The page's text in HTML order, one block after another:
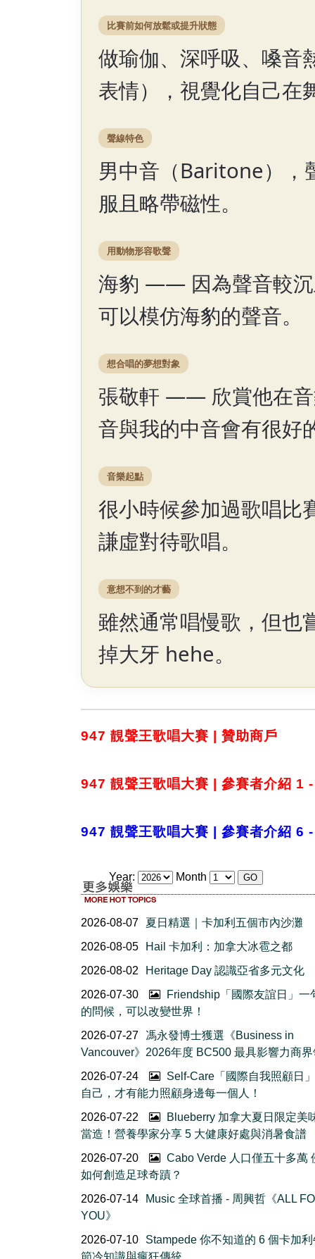
比賽前如何放鬆或提升狀態
做瑜伽、深呼吸、嗓音
表情），視覺化自己在
聲線特色
男中音（Baritone），
服且略帶磁性。
用動物形容歌聲
海豹 —— 因為聲音較沉
可以模仿海豹的聲音。
想合唱的夢想對象
張敬軒 —— 欣賞他在音
音與我的中音會有很好
音樂起點
很小時候參加過歌唱比
謙虛對待歌唱。
意想不到的才藝
雖然通常唱慢歌，但也
掉大牙 hehe。
947 靚聲王歌唱大賽 | 贊助商戶
947 靚聲王歌唱大賽 | 參賽者介紹 1
947 靚聲王歌唱大賽 | 參賽者介紹 6
Year: Month
2026-08-07
夏日精選｜卡加利五個市內沙灘
2026-08-05
Hail 卡加利：加拿大冰雹之都
2026-08-02
Heritage Day 認識亞省多元文化
2026-07-30
Friendship「國際友誼日」一
的問候，可以改變世界！
2026-07-27
馮永發博士獲選《Business in
Vancouver》2026年度 BC500 最具影響力商
2026-07-24
Self-Care「國際自我照顧日
自己，才有能力照顧身邊每一個人！
2026-07-22
Blueberry 加拿大夏日限定美
當造！營養學家分享 5 大健康好處與消暑食譜
2026-07-20
Cabo Verde 人口僅五十多萬
如何創造足球奇蹟？
2026-07-14
Music 全球首播 - 周興哲《ALL
YOU》
2026-07-10
Stampede 你不知道的 6 個卡加
節冷知識與瘋狂傳統